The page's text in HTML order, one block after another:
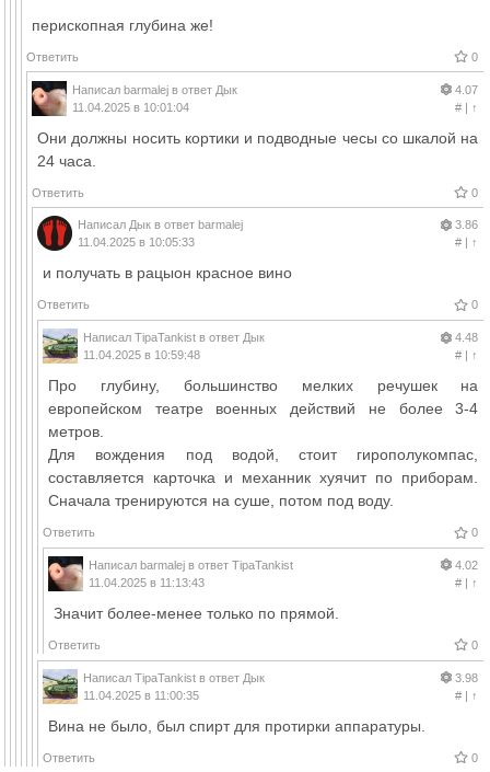
перископная глубина же!
Ответить 0
Написал barmalej в ответ Дык
11.04.2025 в 10:01:04
4.07
#| ↑
Они должны носить кортики и подводные чесы со шкалой на
24 часа.
Ответить 0
Написал Дык в ответ barmalej
11.04.2025 в 10:05:33
3.86
#| ↑
и получать в рацыон красное вино
Ответить 0
Написал TipaTankist в ответ Дык
11.04.2025 в 10:59:48
4.48
#| ↑
Про глубину, большинство мелких речушек на
европейском театре военных действий не более 3-4
метров.
Для вождения под водой, стоит гирополукомпас,
составляется карточка и механник хуячит по приборам.
Сначала тренируются на суше, потом под воду.
Ответить 0
Написал barmalej в ответ TipaTankist
11.04.2025 в 11:13:43
4.02
#| ↑
Значит более-менее только по прямой.
Ответить 0
Написал TipaTankist в ответ Дык
11.04.2025 в 11:00:35
3.98
#| ↑
Вина не было, был спирт для протирки аппаратуры.
Ответить 0